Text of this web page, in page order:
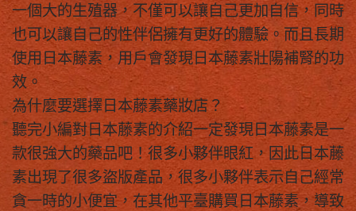
一個大的生殖器，不僅可以讓自己更加自信，同時
也可以讓自己的性伴侶擁有更好的體驗。而且長期
使用日本藤素，用戶會發現日本藤素壯陽補腎的功
效。
為什麼要選擇日本藤素藥妝店 ？
聽完小編對日本藤素的介紹一定發現日本藤素是一
款很強大的藥品吧！很多小夥伴眼紅，因此日本藤
素出現了很多盜版產品，很多小夥伴表示自己經常
貪一時的小便宜，在其他平臺購買日本藤素，導致